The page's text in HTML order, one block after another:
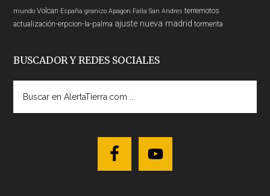
mundo Volcan España granizo Apagon Falla San Andres terremotos
actualización-erpcion-la-palma ajuste nueva madrid tormenta
BUSCADOR Y REDES SOCIALES
AlertaTierra.com